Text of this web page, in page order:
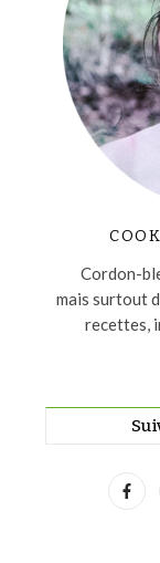
Cordon-
mais surtout
recettes,